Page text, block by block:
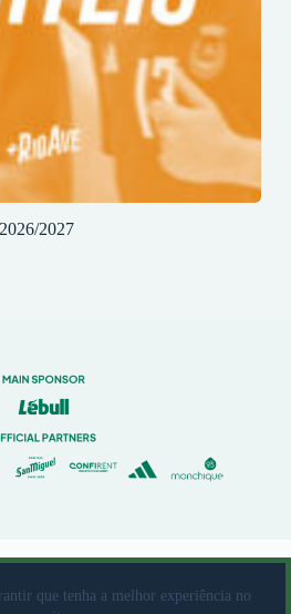
que tenha a melhor experiência no
2027
Clube Desenvolvido porbrandit